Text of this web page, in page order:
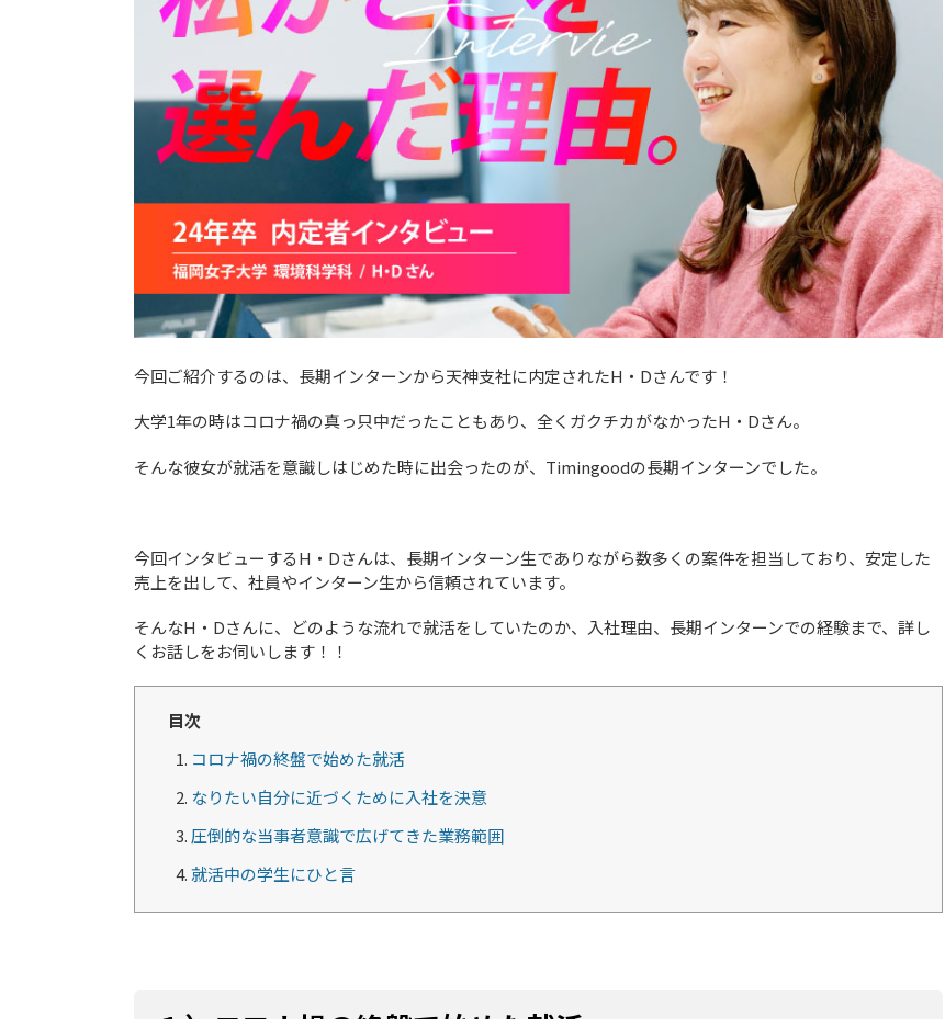
今回ご紹介するのは、長期インターンから天神支社に内定されたH・Dさんです！
大学1年の時はコロナ禍の真っ只中だったこともあり、全くガクチカがなかったH・Dさん。
そんな彼女が就活を意識しはじめた時に出会ったのが、Timingoodの長期インターンでした。
今回インタビューするH・Dさんは、長期インターン生でありながら数多くの案件を担当しており、安定した
売上を出して、社員やインターン生から信頼されています。
そんなH・Dさんに、どのような流れで就活をしていたのか、入社理由、長期インターンでの経験まで、詳し
くお話しをお伺いします！！
目次
コロナ禍の終盤で始めた就活
なりたい自分に近づくために入社を決意
圧倒的な当事者意識で広げてきた業務範囲
就活中の学生にひと言